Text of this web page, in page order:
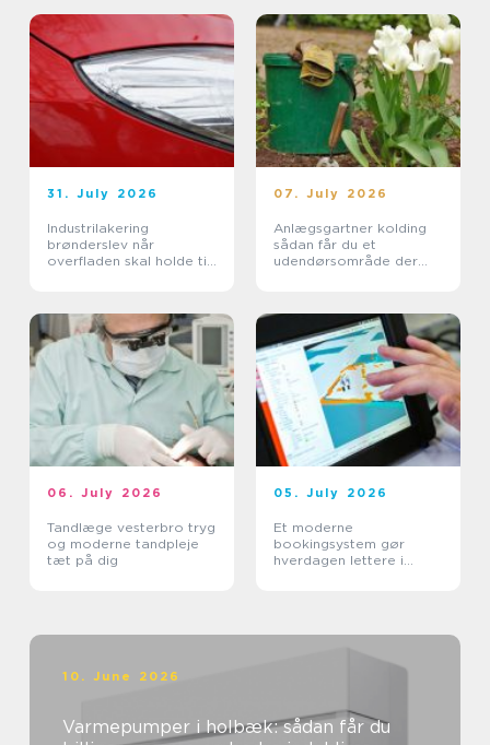
31. July 2026
Industrilakering
brønderslev når
overfladen skal holde til
07. July 2026
Anlægsgartner kolding
sådan får du et
udendørsområde der
06. July 2026
Tandlæge vesterbro tryg
og moderne tandpleje
tæt på dig
05. July 2026
Et moderne
bookingsystem gør
hverdagen lettere i
10. June 2026
Varmepumper i holbæk: sådan får du